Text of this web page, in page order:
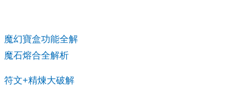
魔幻寶盒功能全解
魔石熔合全解析
符文+精煉大破解